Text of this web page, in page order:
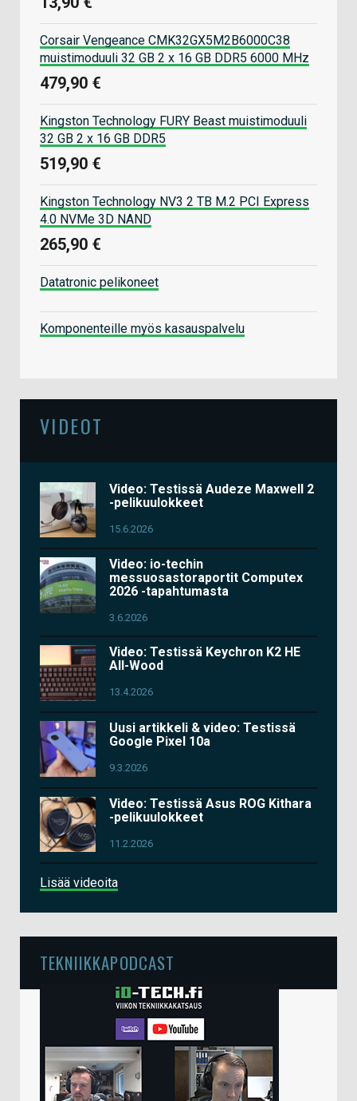
Corsair Vengeance CMK32GX5M2B6000C38
muistimoduuli 32 GB 2 x 16 GB DDR5 6000 MHz
479,90 €
Kingston Technology FURY Beast muistimoduuli
32 GB 2 x 16 GB DDR5
519,90 €
Kingston Technology NV3 2 TB M.2 PCI Express
4.0 NVMe 3D NAND
265,90 €
Datatronic pelikoneet
Komponenteille myös kasauspalvelu
VIDEOT
Video: Testissä Audeze Maxwell 2
-pelikuulokkeet
15.6.2026
Video: io-techin
messuosastoraportit Computex
2026 -tapahtumasta
3.6.2026
Video: Testissä Keychron K2 HE
All-Wood
13.4.2026
Uusi artikkeli & video: Testissä
Google Pixel 10a
9.3.2026
Video: Testissä Asus ROG Kithara
-pelikuulokkeet
11.2.2026
Lisää videoita
TEKNIIKKAPODCAST